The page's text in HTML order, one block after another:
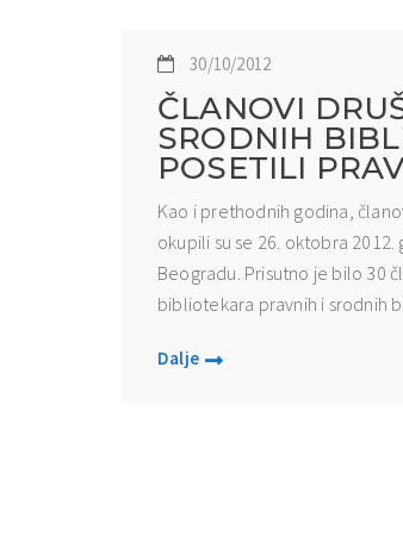
30/10/2012
ČLANOVI
SRODNIH
POSETILI
Kao i prethodnih godina,
okupili su se 26. oktobra
Beogradu. Prisutno je bilo 30
bibliotekara pravnih i srodnih
Dalje